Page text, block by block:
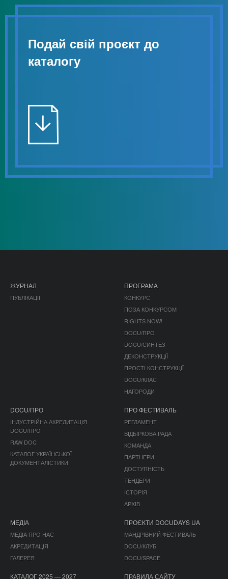
Подай свій проєкт до
каталогу
ЖУРНАЛ
ПУБЛІКАЦІЇ
ПРОГРАМА
КОНКУРС
ПОЗА КОНКУРСОМ
RIGHTS NOW!
DOCU/ПРО
DOCU/СИНТЕЗ
ДЕКОНСТРУКЦІЇ
ПРОСТІ КОНСТРУКЦІЇ
DOCU/КЛАС
НАГОРОДИ
DOCU/ПРО
ІНДУСТРІЙНА АКРЕДИТАЦІЯ
DOCU/ПРО
RAW DOC
КАТАЛОГ УКРАЇНСЬКОЇ
ДОКУМЕНТАЛІСТИКИ
ПРО ФЕСТИВАЛЬ
РЕГЛАМЕНТ
ВІДБІРКОВА РАДА
КОМАНДА
ПАРТНЕРИ
ДОСТУПНІСТЬ
ТЕНДЕРИ
ІСТОРІЯ
АРХІВ
МЕДІА
МЕДІА ПРО НАС
АКРЕДИТАЦІЯ
ГАЛЕРЕЯ
ПРОЄКТИ DOCUDAYS UA
МАНДРІВНИЙ ФЕСТИВАЛЬ
DOCU/КЛУБ
DOCU/SPACE
КАТАЛОГ 2025 — 2027 ПРАВИЛА САЙТУ